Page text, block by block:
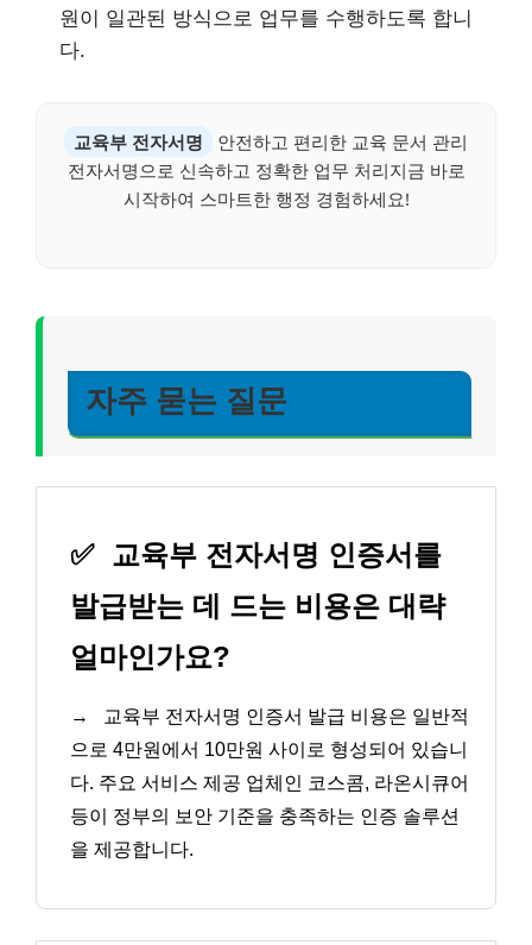
원이 일관된 방식으로 업무를 수행하도록 합니
다.
교육부 전자서명
안전하고 편리한 교육 문서 관리
전자서명으로 신속하고 정확한 업무 처리지금 바로
시작하여 스마트한 행정 경험하세요!
자주 묻는 질문
✅ 교육부 전자서명 인증서를
발급받는 데 드는 비용은 대략
얼마인가요?
→
교육부 전자서명 인증서 발급 비용은 일반적
으로 4만원에서 10만원 사이로 형성되어 있습니
다. 주요 서비스 제공 업체인 코스콤, 라온시큐어
등이 정부의 보안 기준을 충족하는 인증 솔루션
을 제공합니다.